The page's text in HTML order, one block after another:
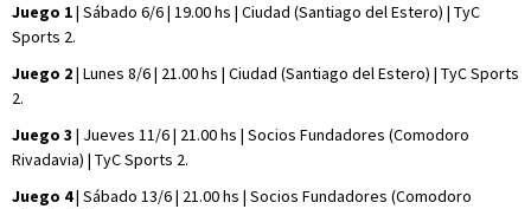
Juego 1| Sábado 6/6 | 19.00 hs | Ciudad (Santiago del Estero) | TyC
Sports 2.
Juego 2| Lunes 8/6 | 21.00 hs | Ciudad (Santiago del Estero) | TyC Sports
2.
Juego 3 | Jueves 11/6 | 21.00 hs | Socios Fundadores (Comodoro
Rivadavia) | TyC Sports 2.
Juego 4| Sábado 13/6 | 21.00 hs | Socios Fundadores (Comodoro